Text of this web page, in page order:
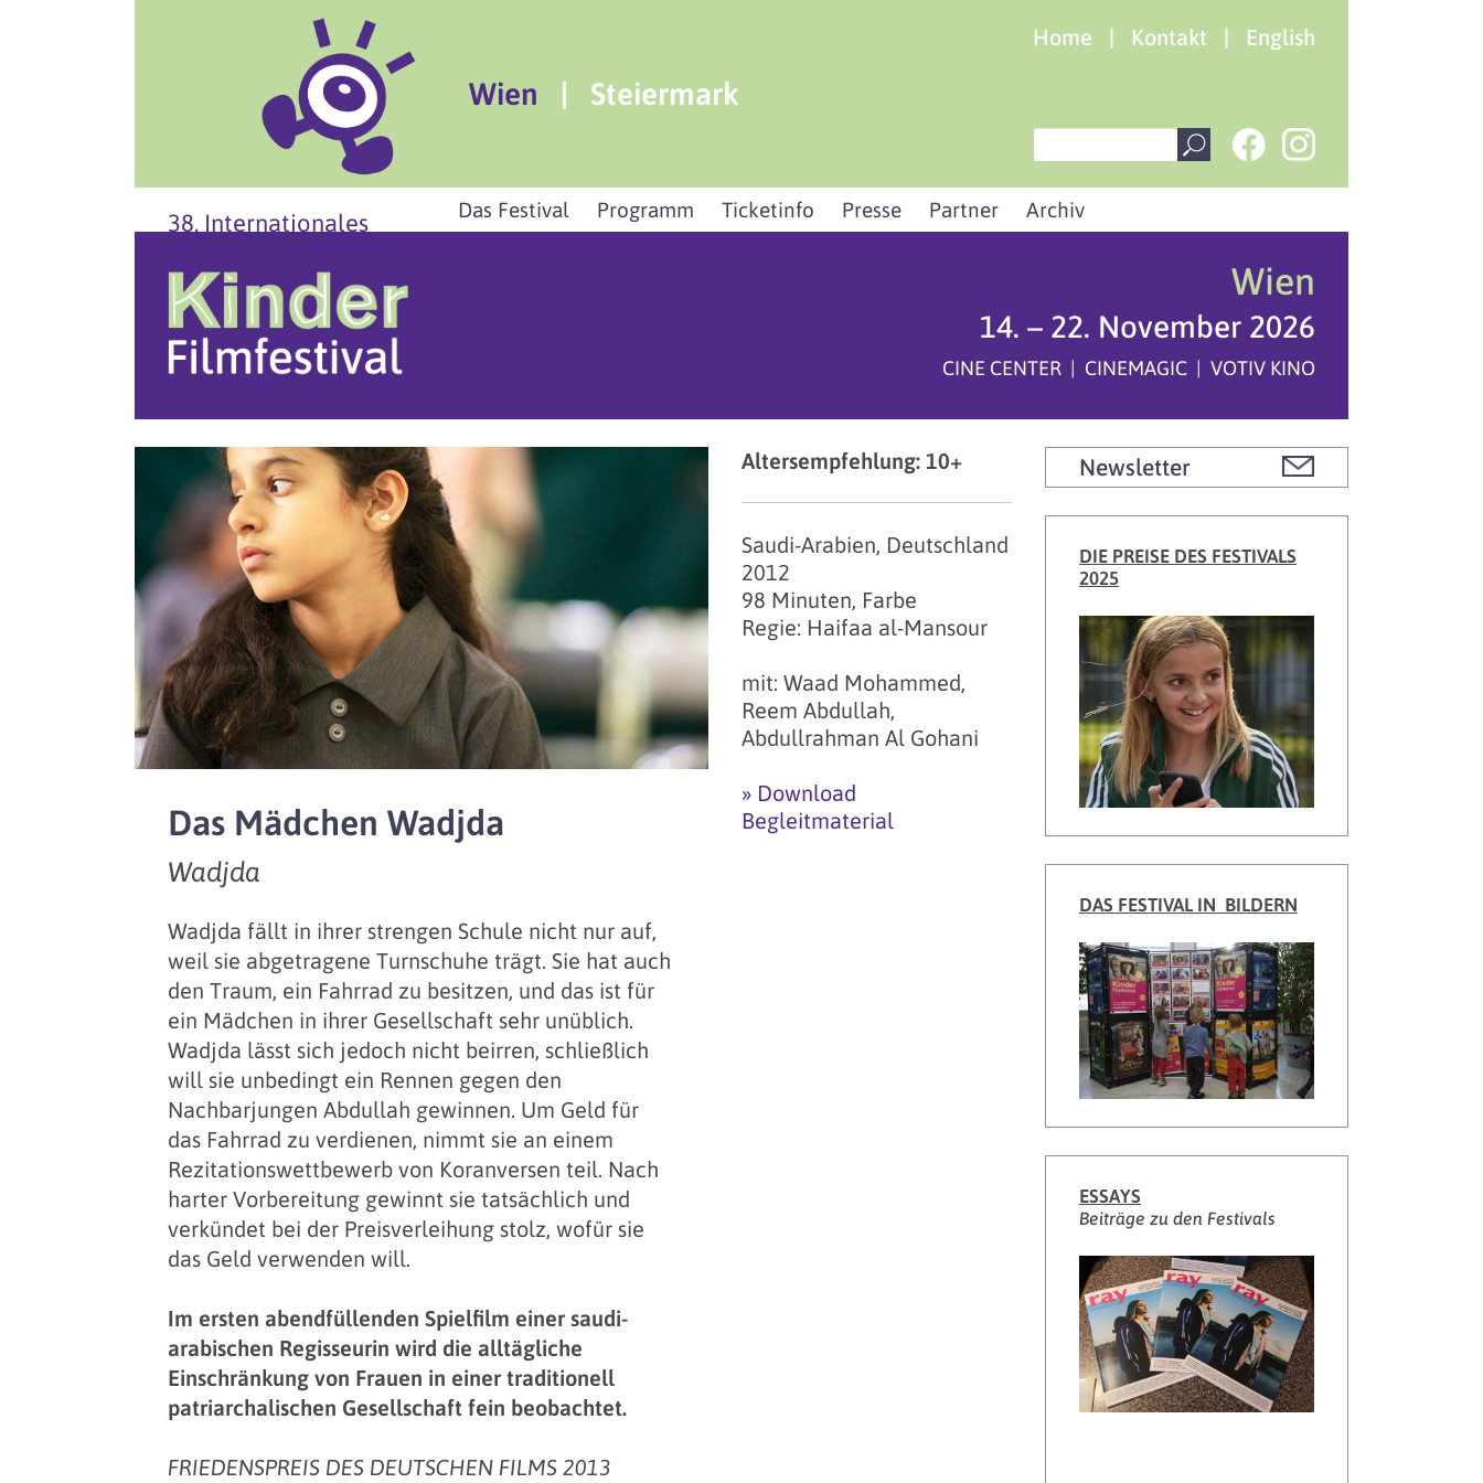
Home | Kontakt | English
Wien | Steiermark
38. Internationales Das Festival Programm Ticketinfo Presse Partner Archiv
Wien
14. – 22. November 2026
CINE CENTER | CINEMAGIC | VOTIV KINO
Das Mädchen Wadjda
Wadjda
Wadjda fällt in ihrer strengen Schule nicht nur auf,
weil sie abgetragene Turnschuhe trägt. Sie hat auch
den Traum, ein Fahrrad zu besitzen, und das ist für
ein Mädchen in ihrer Gesellschaft sehr unüblich.
Wadjda lässt sich jedoch nicht beirren, schließlich
will sie unbedingt ein Rennen gegen den
Nachbarjungen Abdullah gewinnen. Um Geld für
das Fahrrad zu verdienen, nimmt sie an einem
Rezitationswettbewerb von Koranversen teil. Nach
harter Vorbereitung gewinnt sie tatsächlich und
verkündet bei der Preisverleihung stolz, wofür sie
das Geld verwenden will.
Im ersten abendfüllenden Spielfilm einer saudi-
arabischen Regisseurin wird die alltägliche
Einschränkung von Frauen in einer traditionell
patriarchalischen Gesellschaft fein beobachtet.
FRIEDENSPREIS DES DEUTSCHEN FILMS 2013
Altersempfehlung: 10+
Saudi-Arabien, Deutschland
2012
98 Minuten, Farbe
Regie: Haifaa al-Mansour
mit: Waad Mohammed,
Reem Abdullah,
Abdullrahman Al Gohani
» Download
Begleitmaterial
Newsletter
DIE PREISE DES FESTIVALS
2025
DAS FESTIVAL IN BILDERN
ESSAYS
Beiträge zu den Festivals